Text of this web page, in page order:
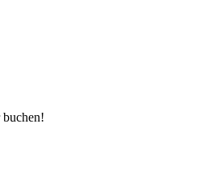
buchen!